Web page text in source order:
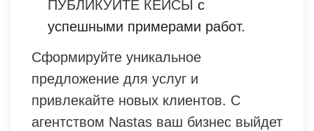
ПУБЛИКУЙТЕ КЕЙСЫ с
успешными примерами работ.
Сформируйте уникальное
предложение для услуг и
привлекайте новых клиентов. С
агентством Nastas ваш бизнес выйдет